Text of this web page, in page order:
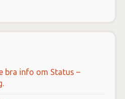
bra info om Status –